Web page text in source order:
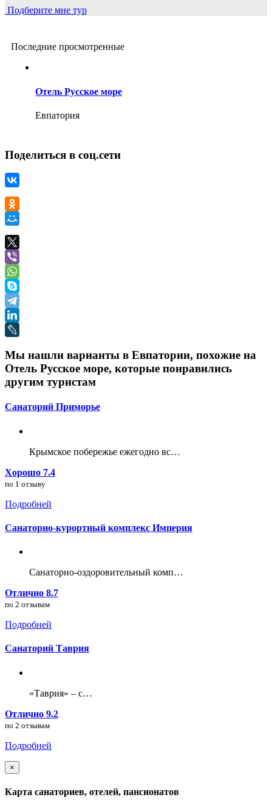
Подберите мне тур
Последние просмотренные
Отель Русское море
Евпатория
Поделиться в соц.сети
Мы нашли варианты в Евпатории, похожие на
Отель Русское море, которые понравились
другим туристам
Санаторий Приморье
Крымское побережье ежегодно вс…
Хорошо 7.4
по 1 отзыву
Подробней
Санаторно-курортный комплекс Империя
Санаторно-оздоровительный комп…
Отлично 8.7
по 2 отзывам
Подробней
Санаторий Таврия
«Таврия» – с…
Отлично 9.2
по 2 отзывам
Подробней
×
Карта санаториев, отелей, пансионатов